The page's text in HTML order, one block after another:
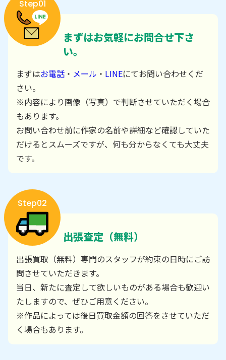
Step01
まずはお気軽にお問合せ下さ
い。
まずはお電話 ・ メール ・ LINEにてお問い合わせくだ
さい。
※内容により画像（写真）で判断させていただく場合
もあります。
お問い合わせ前に作家の名前や詳細など確認していた
だけるとスムーズですが、何も分からなくても大丈夫
です。
Step02
出張査定（無料）
出張買取（無料）専門のスタッフが約束の日時にご訪
問させていただきます。
当日、新たに査定して欲しいものがある場合も歓迎い
たしますので、ぜひご用意ください。
※作品によっては後日買取金額の回答をさせていただ
く場合もあります。